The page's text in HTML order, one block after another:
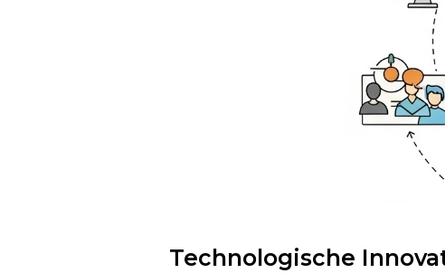
Technologische